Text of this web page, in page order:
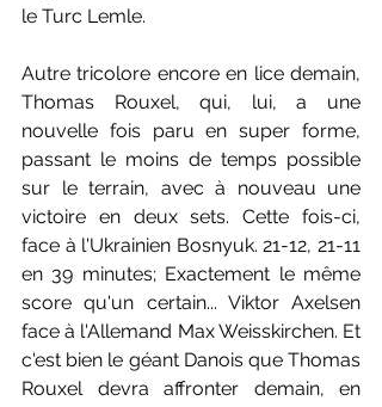
le Turc Lemle.
Autre tricolore encore en lice demain,
Thomas Rouxel, qui, lui, a une
nouvelle fois paru en super forme,
passant le moins de temps possible
sur le terrain, avec à nouveau une
victoire en deux sets. Cette fois-ci,
face à l'Ukrainien Bosnyuk. 21-12, 21-11
en 39 minutes; Exactement le même
score qu'un certain... Viktor Axelsen
face à l'Allemand Max Weisskirchen. Et
c'est bien le géant Danois que Thomas
Rouxel devra affronter demain, en